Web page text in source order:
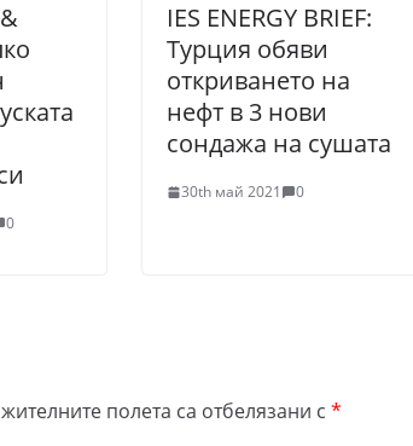
0
IES ENERGY BRIEF:
Турция обяви
откриването на
нефт в 3 нови
сондажа на сушата
30th май 2021 0
полета са отбелязани с *